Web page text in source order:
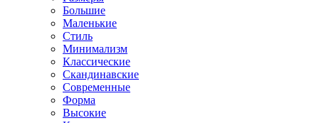
Большие
Маленькие
Стиль
Минимализм
Классические
Скандинавские
Современные
Форма
Высокие